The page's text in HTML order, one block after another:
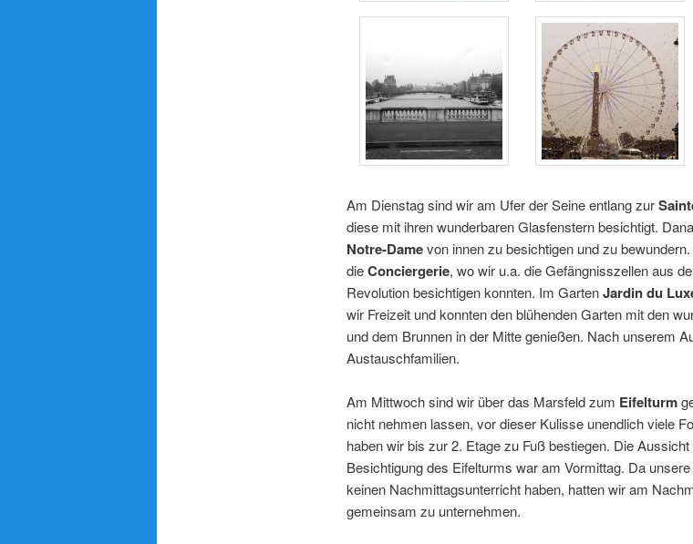
Am Dienstag sind wir am Ufer der Seine entlang zur
diese mit ihren wunderbaren Glasfenstern besichtigt.
Notre-Damevon innen zu besichtigen und zu
dieConciergerie, wo wir u.a. die Gefängnisszellen aus
Revolution besichtigen konnten. Im GartenJardin du
wir Freizeit und konnten den blühenden Garten mit den
und dem Brunnen in der Mitte genießen. Nach unserem
Austauschfamilien.
Am Mittwoch sind wir über das Marsfeld zum Eifelturm
nicht nehmen lassen, vor dieser Kulisse unendlich viele
haben wir bis zur 2. Etage zu Fuß bestiegen. Die
Besichtigung des Eifelturms war am Vormittag. Da
keinen Nachmittagsunterricht haben, hatten wir am
gemeinsam zu unternehmen.